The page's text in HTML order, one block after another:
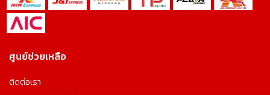
ศูนย์ช่วยเหลือ
ติดต่อเรา